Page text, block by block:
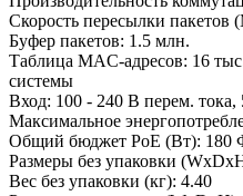
Скорость пересылки пакетов
Буфер пакетов: 1.5 млн.
Таблица MAC-адресов: 16
системы
Вход: 100 - 240 В перем. тока,
Максимальное
Общий бюджет PoE (Вт): 180
Размеры без упаковки
Вес без упаковки (кг): 4.40